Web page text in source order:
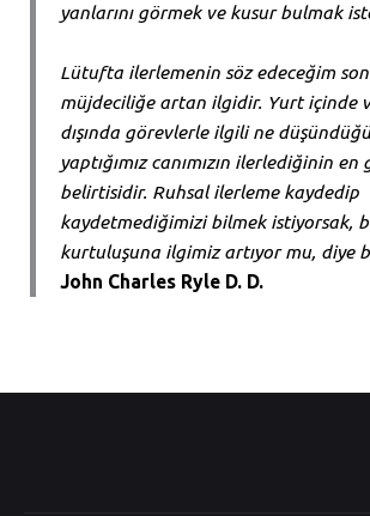
yanlarını görmek ve kusur bulmak
Lütufta ilerlemenin söz edeceğim
müjdeciliğe artan ilgidir. Yurt içinde
dışında görevlerle ilgili ne
yaptığımız canımızın ilerlediğinin
belirtisidir. Ruhsal ilerleme kaydedip
kaydetmediğimizi bilmek istiyorsak,
kurtuluşuna ilgimiz artıyor mu, diye
John Charles Ryle D. D.